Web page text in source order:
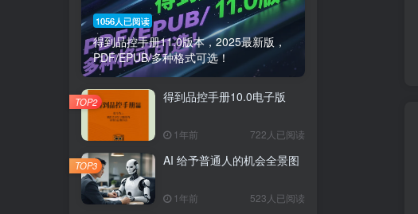
1056人已阅读
得到品控手册11.0版本，2025最新版，
PDF/EPUB/多种格式可选！
得到品控手册10.0电子版
1年前 722人已阅读
TOP2
AI 给予普通人的机会全景图
1年前 523人已阅读
TOP3